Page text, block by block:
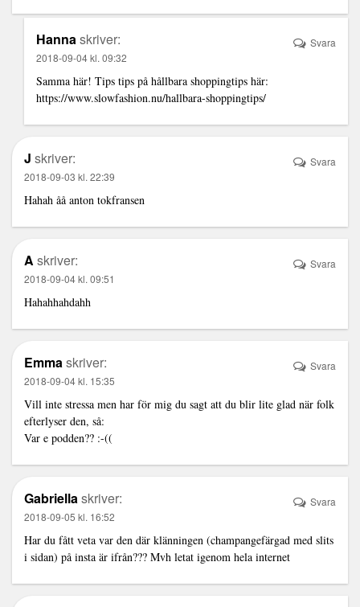
Hannaskriver:
2018-09-04 kl. 09:32
Samma här! Tips tips på hållbara shoppingtips här:
https://www.slowfashion.nu/hallbara-shoppingtips/
Svara
J skriver:
2018-09-03 kl. 22:39
Hahah åå anton tokfransen
Svara
A skriver:
2018-09-04 kl. 09:51
Hahahhahdahh
Svara
Emmaskriver:
2018-09-04 kl. 15:35
Vill inte stressa men har för mig du sagt att du blir lite glad när folk
efterlyser den, så:
Var e podden?? :-((
Svara
Gabriellaskriver:
2018-09-05 kl. 16:52
Har du fått veta var den där klänningen (champangefärgad med slits
i sidan) på insta är ifrån??? Mvh letat igenom hela internet
Svara